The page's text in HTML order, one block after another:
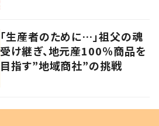
「生産者のために…」祖父の魂
受け継ぎ、地元産100％商品を
目指す”地域商社”の挑戦